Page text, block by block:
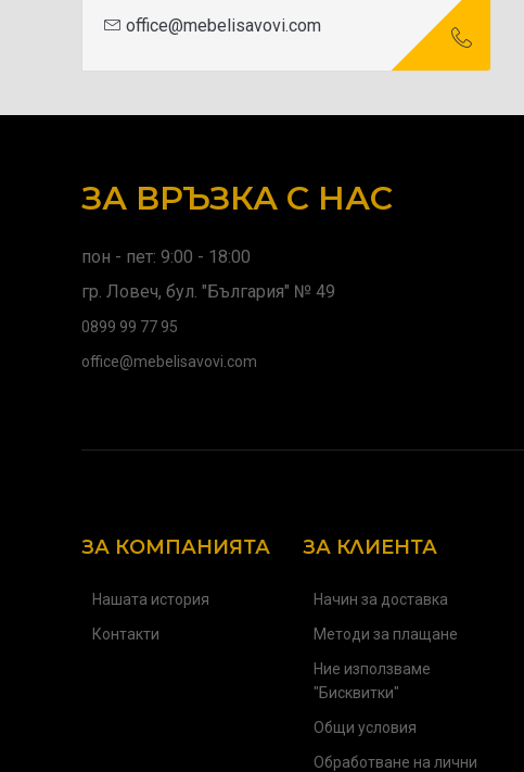
office@mebelisavovi.com
ЗА ВРЪЗКА С НАС
пон - пет: 9:00 - 18:00
гр. Ловеч, бул. "България" № 49
0899 99 77 95
office@mebelisavovi.com
ЗА КОМПАНИЯТА
Нашата история
Контакти
ЗА КЛИЕНТА
Начин за доставка
Методи за плащане
Ние използваме
"Бисквитки"
Общи условия
Обработване на лични